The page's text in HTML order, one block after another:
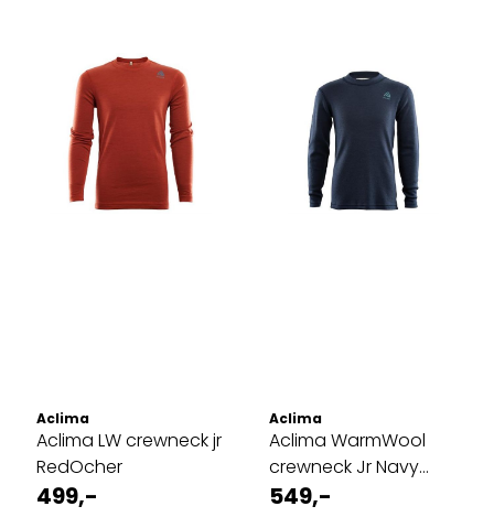
Aclima
Aclima LW crewneck jr
RedOcher
499,-
Aclima
Aclima WarmWool
crewneck Jr Navy
blazer/north ...
549,-